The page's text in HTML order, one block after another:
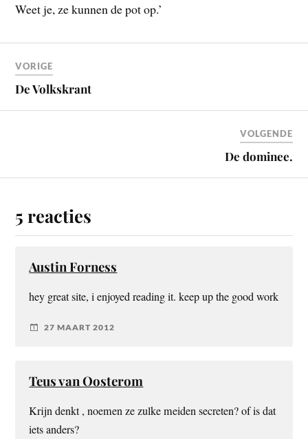
Weet je, ze kunnen de pot op.’
VORIGE
De Volkskrant
VOLGENDE
De dominee.
5 reacties
Austin Forness
hey great site, i enjoyed reading it. keep up the good work
27 MAART 2012
Teus van Oosterom
Krijn denkt , noemen ze zulke meiden secreten? of is dat
iets anders?